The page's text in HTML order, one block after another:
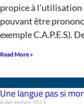
propice à l’utilisation
pouvant être
exemple C.A.P.E.S).
Read More »
Une langue pas si
6 décembre 2013